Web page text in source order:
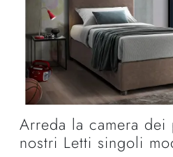
Arreda la camera
nostri Letti singoli